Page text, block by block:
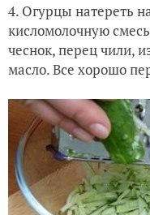
4. Огурцы натереть
кисломолочную
чеснок, перец чили,
масло. Все хорошо